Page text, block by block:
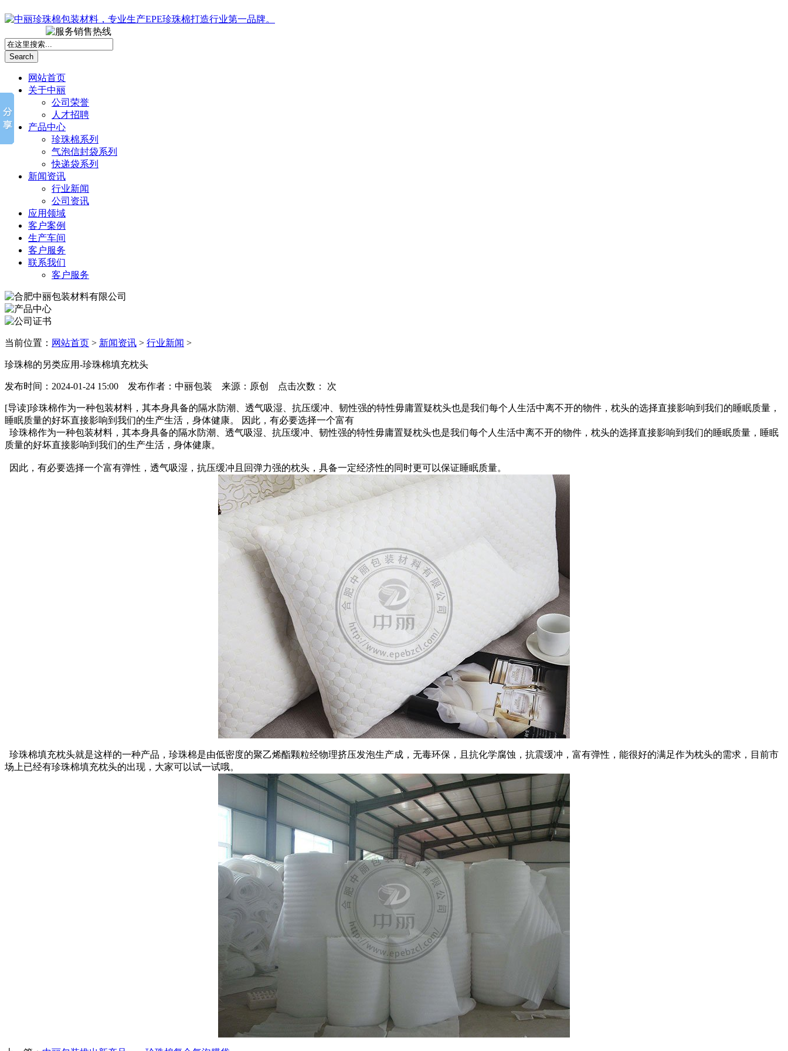
Search
网站首页
关于中丽
公司荣誉
人才招聘
产品中心
珍珠棉系列
气泡信封袋系列
快递袋系列
新闻资讯
行业新闻
公司资讯
应用领域
客户案例
生产车间
客户服务
联系我们
客户服务
当前位置： 网站首页 > 新闻资讯 > 行业新闻 >
珍珠棉的另类应用-珍珠棉填充枕头
发布时间：2024-01-24 15:00 发布作者：中丽包装 来源：原创 点击次数： 次
[导读]珍珠棉作为一种包装材料，其本身具备的隔水防潮、透气吸湿、抗压缓冲、韧性强的特性毋庸置疑枕头也是我们每个人生活中离不开的物件，枕头的选择直接影响到我们的睡眠质量，
睡眠质量的好坏直接影响到我们的生产生活，身体健康。 因此，有必要选择一个富有
珍珠棉作为一种包装材料，其本身具备的隔水防潮、透气吸湿、抗压缓冲、韧性强的特性毋庸置疑枕头也是我们每个人生活中离不开的物件，枕头的选择直接影响到我们的睡眠质量，睡眠
质量的好坏直接影响到我们的生产生活，身体健康。
因此，有必要选择一个富有弹性，透气吸湿，抗压缓冲且回弹力强的枕头，具备一定经济性的同时更可以保证睡眠质量。
珍珠棉填充枕头就是这样的一种产品，珍珠棉是由低密度的聚乙烯酯颗粒经物理挤压发泡生产成，无毒环保，且抗化学腐蚀，抗震缓冲，富有弹性，能很好的满足作为枕头的需求，目前市
场上已经有珍珠棉填充枕头的出现，大家可以试一试哦。